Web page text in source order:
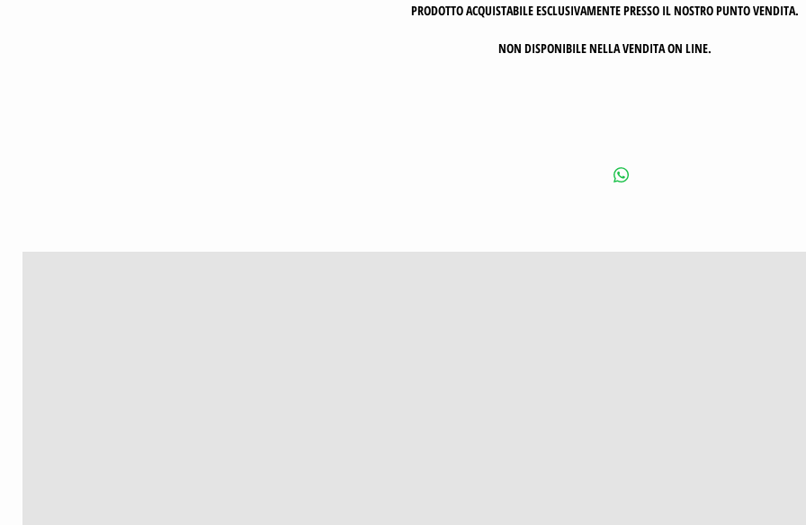
PRODOTTO ACQUISTABILE ESCLUSIVAMENTE PRESSO IL NOSTRO PUNTO VENDITA.
NON DISPONIBILE NELLA VENDITA ON LINE.